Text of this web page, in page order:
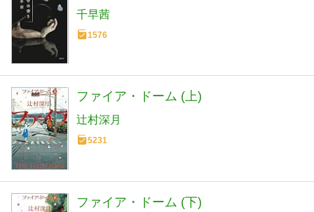
千早茜
1576
ファイア・ドーム (上)
辻村深月
5231
ファイア・ドーム (下)